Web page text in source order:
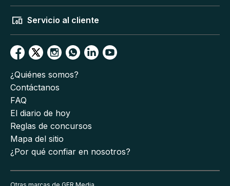
Servicio al cliente
¿Quiénes somos?
Contáctanos
FAQ
El diario de hoy
Reglas de concursos
Mapa del sitio
¿Por qué confiar en nosotros?